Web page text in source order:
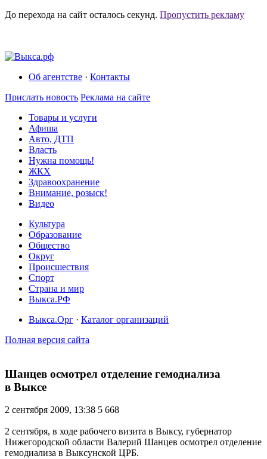
До перехода на сайт осталось секунд. Пропустить рекламу
Об агентстве · Контакты
Прислать новость Реклама на сайте
Товары и услуги
Афиша
Авто, ДТП
Власть
Нужна помощь!
ЖКХ
Здравоохранение
Внимание, розыск!
Видео
Культура
Образование
Общество
Округ
Происшествия
Спорт
Страна и мир
Выкса.РФ
Выкса.Орг · Каталог организаций
Полная версия сайта
Шанцев осмотрел отделение гемодиализа
в Выксе
2 сентября 2009, 13:38 5 668
2 сентября, в ходе рабочего визита в Выксу, губернатор
Нижегородской области Валерий Шанцев осмотрел отделение
гемодиализа в Выксунской ЦРБ.